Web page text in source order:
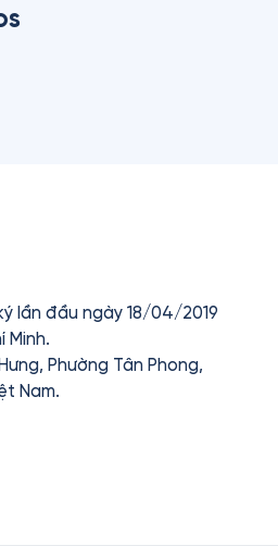
lần đầu ngày 18/04/2019
Minh.
Phường Tân Phong,
Nam.